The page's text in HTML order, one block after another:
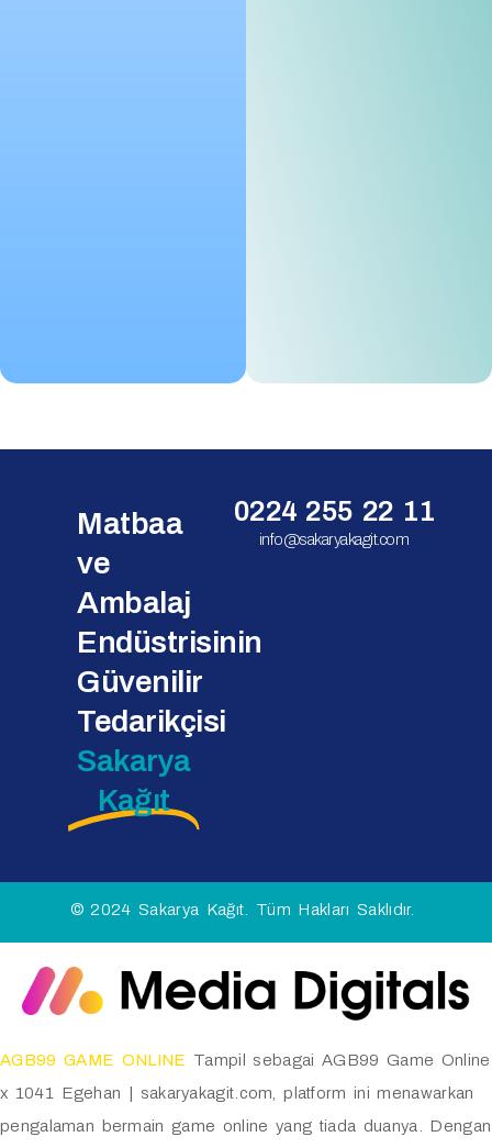
Matbaa
ve
Ambalaj
Endüstrisinin
Güvenilir
Tedarikçisi
Sakarya
Kağıt
0224 255 22 11
info@sakaryakagit.com
© 2024 Sakarya Kağıt. Tüm Hakları Saklıdır.
AGB99 GAME ONLINE Tampil sebagai AGB99 Game Online
x 1041 Egehan | sakaryakagit.com, platform ini menawarkan
pengalaman bermain game online yang tiada duanya. Dengan